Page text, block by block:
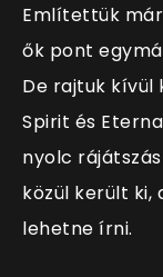
Említettük
ők pont
De rajtuk kívül
Spirit és
nyolc
közül került
lehetne írni.